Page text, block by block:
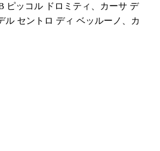
ピッコル ドロミティ、カーサ デ
セントロ ディ ベッルーノ、カ